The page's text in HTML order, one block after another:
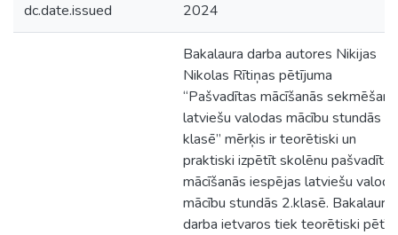
dc.date.issued 2024
Bakalaura darba autores Nikijas
Nikolas Rītiņas pētījuma
“Pašvadītas mācīšanās sekmēšana
latviešu valodas mācību stundās 2.
klasē” mērķis ir teorētiski un
praktiski izpētīt skolēnu pašvadītas
mācīšanās iespējas latviešu
mācību stundās 2.klasē. Bakalaura
darba ietvaros tiek teorētiski